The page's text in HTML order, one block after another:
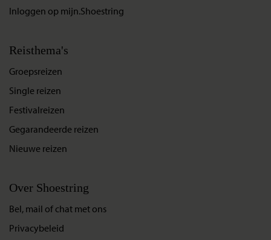
Inloggen op mijn.Shoestring
Reisthema's
Groepsreizen
Single reizen
Festivalreizen
Gegarandeerde reizen
Nieuwe reizen
Over Shoestring
Bel, mail of chat met ons
Privacybeleid